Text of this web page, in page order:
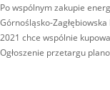
Po wspólnym zakupie
Górnośląsko-
2021 chce wspólnie
Ogłoszenie przetargu